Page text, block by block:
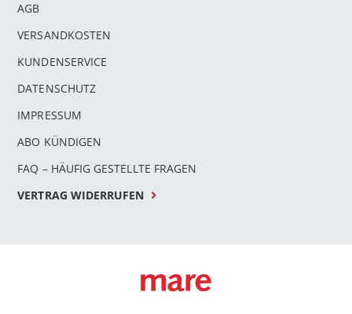
AGB
VERSANDKOSTEN
KUNDENSERVICE
DATENSCHUTZ
IMPRESSUM
ABO KÜNDIGEN
FAQ – HÄUFIG GESTELLTE FRAGEN
VERTRAG WIDERRUFEN